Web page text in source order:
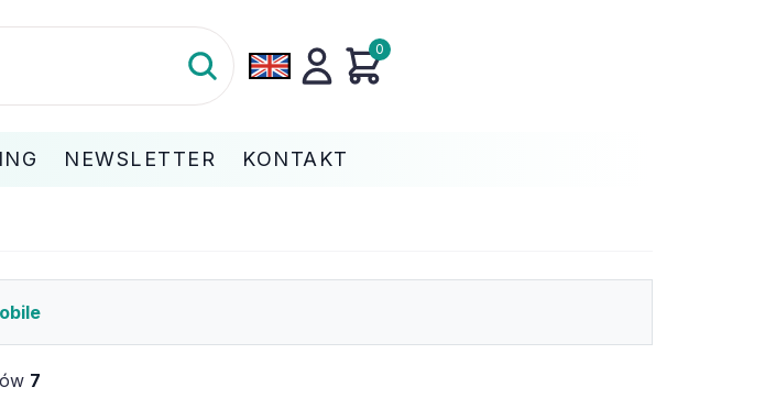
0
NEWSLETTER KONTAKT
7